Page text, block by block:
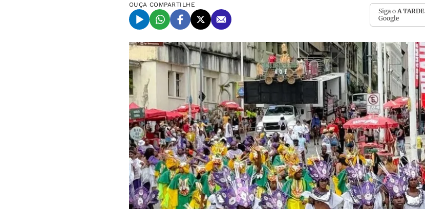
OUÇA COMPARTILHE
Siga o A TARDE
Google